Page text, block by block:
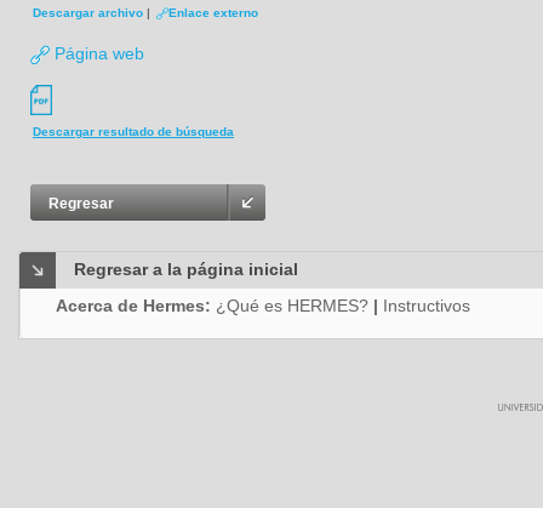
Descargar archivo | Enlace externo
Página web
Descargar resultado de búsqueda
Regresar
Regresar a la página inicial
Acerca de Hermes: ¿Qué es HERMES? | Instructivos